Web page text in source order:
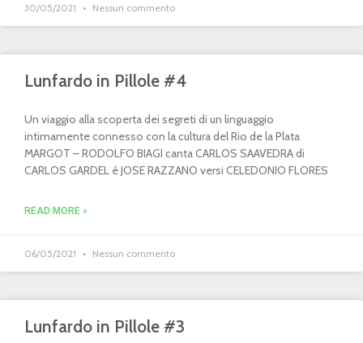
30/05/2021 Nessun commento
Lunfardo in Pillole #4
Un viaggio alla scoperta dei segreti di un linguaggio
intimamente connesso con la cultura del Rio de la Plata
MARGOT – RODOLFO BIAGI canta CARLOS SAAVEDRA di
CARLOS GARDEL é JOSE RAZZANO versi CELEDONIO FLORES
READ MORE »
06/05/2021 Nessun commento
Lunfardo in Pillole #3